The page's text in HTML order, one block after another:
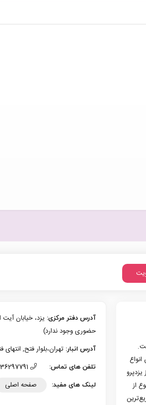
است.
انواع
از
آدرس دفتر مرکزی:
حضوری وجود ندارد)
آدرس انبار: تهران،بلوار فتح, انتهای فتح 13، پلاک 126 (امکان تحویل حضوری
تلفن های تماس:
لینک های مفید: صفحه اصلی